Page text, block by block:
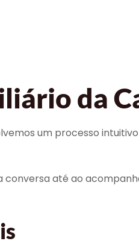
da
um processo
conversa até ao